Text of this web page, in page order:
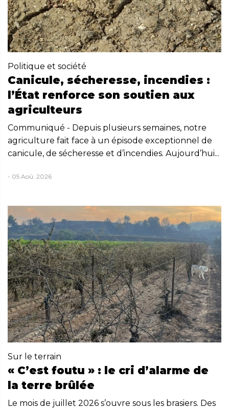
Politique et société
Canicule, sécheresse, incendies :
l’État renforce son soutien aux
agriculteurs
Communiqué - Depuis plusieurs semaines, notre
agriculture fait face à un épisode exceptionnel de
canicule, de sécheresse et d’incendies. Aujourd’hui...
- 05 Aoû. 2026
Sur le terrain
« C’est foutu » : le cri d’alarme de
la terre brûlée
Le mois de juillet 2026 s’ouvre sous les brasiers. Des